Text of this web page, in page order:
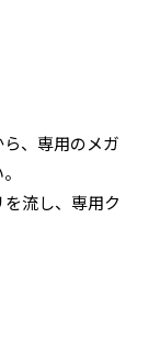
、専用のメガ
流し、専用ク